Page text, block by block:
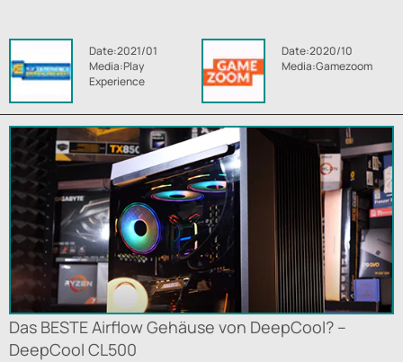
Date:2021/01
Media:Play
Experience
Date:2020/10
Media:Gamezoom
Das BESTE Airflow Gehäuse von DeepCool? --
DeepCool CL500